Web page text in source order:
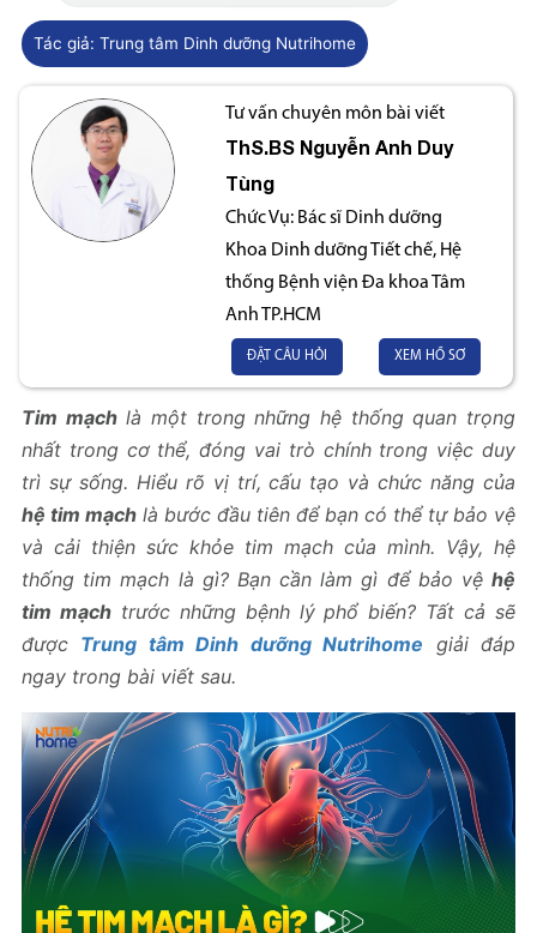
Tác giả: Trung tâm Dinh dưỡng Nutrihome
Tư vấn chuyên môn bài viết
ThS.BS Nguyễn Anh Duy
Tùng
Chức Vụ: Bác sĩ Dinh dưỡng
Khoa Dinh dưỡng Tiết chế, Hệ
thống Bệnh viện Đa khoa Tâm
Anh TP.HCM
ĐẶT CÂU HỎI XEM HỒ SƠ
Tim mạchlà một trong những hệ thống quan trọng
nhất trong cơ thể, đóng vai trò chính trong việc duy
trì sự sống. Hiểu rõ vị trí, cấu tạo và chức năng của
hệ tim mạch là bước đầu tiên để bạn có thể tự bảo vệ
và cải thiện sức khỏe tim mạch của mình. Vậy, hệ
thống tim mạch là gì? Bạn cần làm gì để bảo vệ hệ
tim mạchtrước những bệnh lý phổ biến? Tất cả sẽ
được Trung tâm Dinh dưỡng Nutrihome giải đáp
ngay trong bài viết sau.